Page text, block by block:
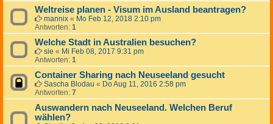
Weltreise planen - Visum im Ausland beantragen?
mannix « Mo Feb 12, 2018 2:10 pm
Antworten: 1
Welche Stadt in Australien besuchen?
sie « Mi Feb 08, 2017 9:31 pm
Antworten: 1
Container Sharing nach Neuseeland gesucht
Sascha Blodau « Do Aug 11, 2016 2:58 pm
Antworten: 7
Auswandern nach Neuseeland. Welchen Beruf
wählen?